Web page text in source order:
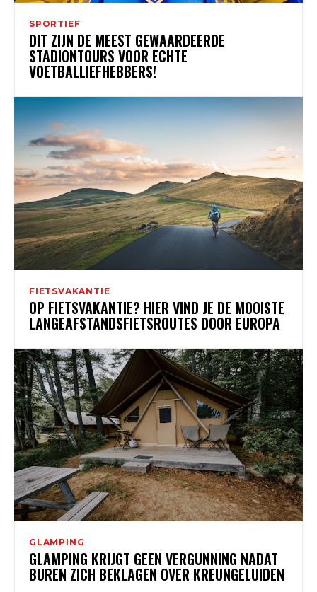
SPORTIEF
DIT ZIJN DE MEEST GEWAARDEERDE
STADIONTOURS VOOR ECHTE
VOETBALLIEFHEBBERS!
FIETSVAKANTIE
OP FIETSVAKANTIE? HIER VIND JE DE MOOISTE
LANGEAFSTANDSFIETSROUTES DOOR EUROPA
GLAMPING
GLAMPING KRIJGT GEEN VERGUNNING NADAT
BUREN ZICH BEKLAGEN OVER KREUNGELUIDEN